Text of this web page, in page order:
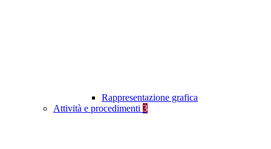
Rappresentazione grafica
Attività e procedimenti 3